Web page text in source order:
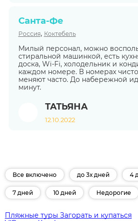
Санта-Фе
Россия, Коктебель
Милый персонал, можно
стиральной машинкой, есть
доска, Wi-Fi, холодельник и
каждом номере. В номерах
меняют часто. До набережной
минут.
ТАТЬЯНА
12.10.2022
Все включено до 3х дней 4
7 дней 10 дней Недорогие
Пляжные туры Загорать и купаться